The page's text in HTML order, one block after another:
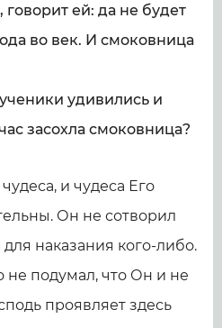
ей: да не будет
во век. И смоковница
удивились и
засохла смоковница?
и чудеса Его
Он не сотворил
наказания кого-либо.
не подумал, что Он и не
проявляет здесь